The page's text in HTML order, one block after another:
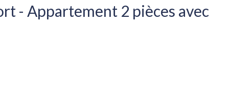
- Appartement 2 pièces avec